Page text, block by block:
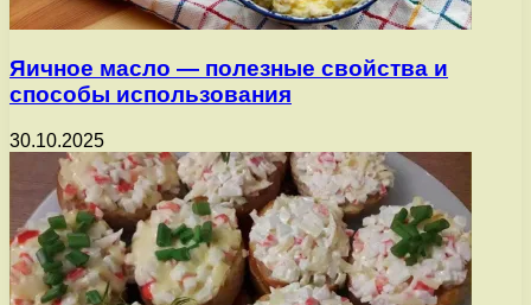
Яичное масло — полезные свойства и
способы использования
30.10.2025